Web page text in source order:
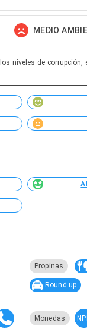
MEDIO
niveles de
Propinas
Round up
Monedas